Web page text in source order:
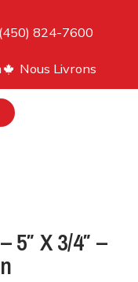
(450) 824-7600
Nous Livrons
5″ X 3/4″ –